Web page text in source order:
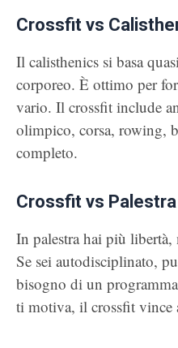
Crossfit vs
Il calisthenics si basa
corporeo. È ottimo per
vario. Il crossfit include
olimpico, corsa, rowing,
completo.
Crossfit vs
In palestra hai più libertà,
Se sei autodisciplinato,
bisogno di un
ti motiva, il crossfit vince